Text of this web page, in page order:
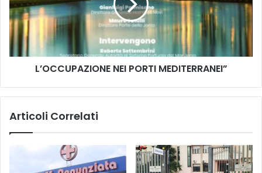
l
a
r
e
d
o
C
U
P
A
Z
N
L’OCCUPAZIONE NEI PORTI MEDITERRANEI”
Articoli Correlati